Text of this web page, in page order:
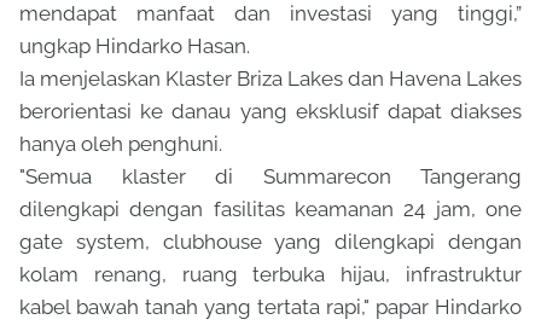
mendapat manfaat dan investasi yang tinggi,”
ungkap Hindarko Hasan.
Ia menjelaskan Klaster Briza Lakes dan Havena Lakes
berorientasi ke danau yang eksklusif dapat diakses
hanya oleh penghuni.
"Semua klaster di Summarecon Tangerang
dilengkapi dengan fasilitas keamanan 24 jam, one
gate system, clubhouse yang dilengkapi dengan
kolam renang, ruang terbuka hijau, infrastruktur
kabel bawah tanah yang tertata rapi," papar Hindarko